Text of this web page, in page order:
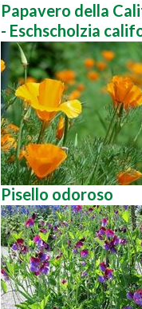
Papavero della
- Eschscholzia
Pisello odoroso